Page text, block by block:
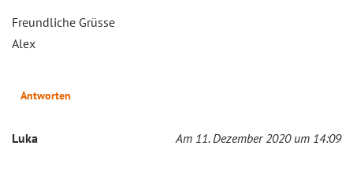
Freundliche Grüsse
Alex
Antworten
Luka Am 11. Dezember 2020 um 14:09